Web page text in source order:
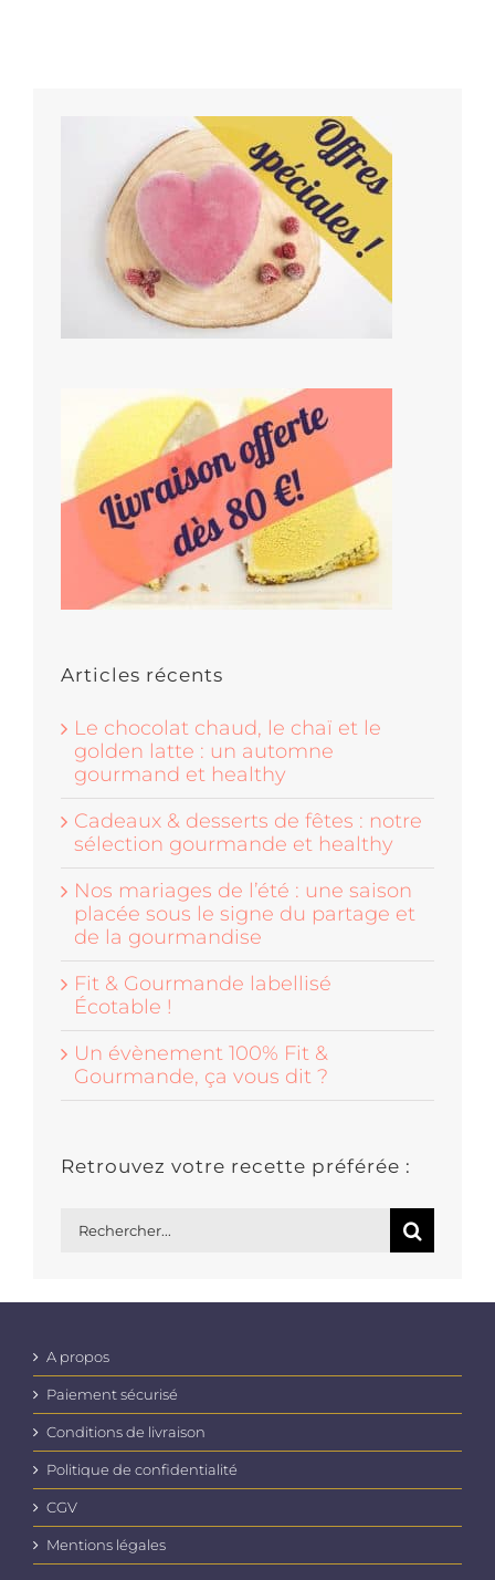
Articles récents
Le chocolat chaud, le chaï et le
golden latte : un automne
gourmand et healthy
Cadeaux & desserts de fêtes : notre
sélection gourmande et healthy
Nos mariages de l’été : une saison
placée sous le signe du partage et
de la gourmandise
Fit & Gourmande labellisé
Écotable !
Un évènement 100% Fit &
Gourmande, ça vous dit ?
Retrouvez votre recette préférée :
A propos
Paiement sécurisé
Conditions de livraison
Politique de confidentialité
CGV
Mentions légales